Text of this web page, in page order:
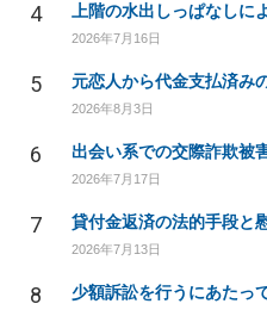
4
2026年7月16日
5 元恋人から代金支払済み
2026年8月3日
6 出会い系での交際詐欺被
2026年7月17日
7 貸付金返済の法的手段と
2026年7月13日
8 少額訴訟を行うにあたっ